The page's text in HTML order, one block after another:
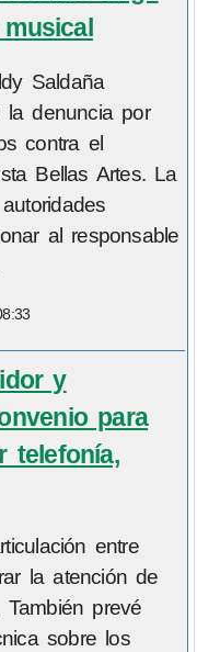
Saldaña
la denuncia por
contra el
Bellas Artes. La
al responsable
y
para
telefonía,
entre
la atención de
prevé
sobre los